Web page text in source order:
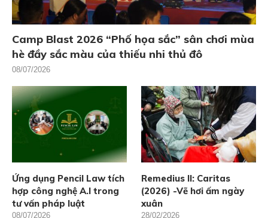
Camp Blast 2026 “Phố họa sắc” sân chơi mùa
hè đầy sắc màu của thiếu nhi thủ đô
08/07/2026
Ứng dụng Pencil Law tích
hợp công nghệ A.I trong
tư vấn pháp luật
08/07/2026
Remedius II: Caritas
(2026) -Vẽ hơi ấm ngày
xuân
28/02/2026